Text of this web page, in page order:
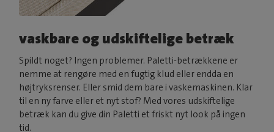
vaskbare og udskiftelige betræk
Spildt noget? Ingen problemer. Paletti-betrækkene er
nemme at rengøre med en fugtig klud eller endda en
højtryksrenser. Eller smid dem bare i vaskemaskinen. Klar
til en ny farve eller et nyt stof? Med vores udskiftelige
betræk kan du give din Paletti et friskt nyt look på ingen
tid.